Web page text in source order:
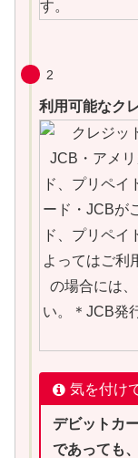
2
利用可能なク
気を付け
デビットカ
であっても